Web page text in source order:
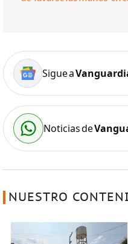
Sigue a
Noticias de
NUESTRO